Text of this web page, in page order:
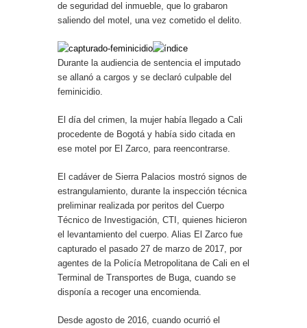
de seguridad del inmueble, que lo grabaron
saliendo del motel, una vez cometido el delito.
Durante la audiencia de sentencia el imputado
se allanó a cargos y se declaró culpable del
feminicidio.
El día del crimen, la mujer había llegado a Cali
procedente de Bogotá y había sido citada en
ese motel por El Zarco, para reencontrarse.
El cadáver de Sierra Palacios mostró signos de
estrangulamiento, durante la inspección técnica
preliminar realizada por peritos del Cuerpo
Técnico de Investigación, CTI, quienes hicieron
el levantamiento del cuerpo. Alias El Zarco fue
capturado el pasado 27 de marzo de 2017, por
agentes de la Policía Metropolitana de Cali en el
Terminal de Transportes de Buga, cuando se
disponía a recoger una encomienda.
Desde agosto de 2016, cuando ocurrió el